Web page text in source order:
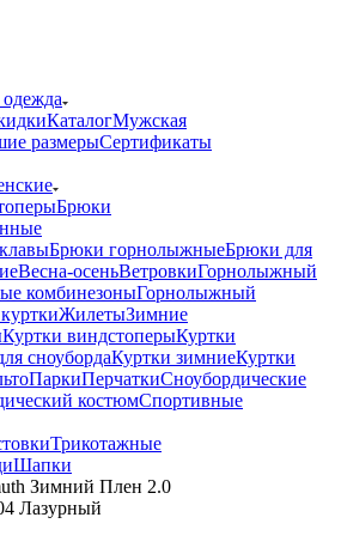
КаталогМужская
размерыСертификаты
Брюки
Брюки горнолыжныеБрюки для
Весна-осеньВетровкиГорнолыжный
комбинезоныГорнолыжный
ЖилетыЗимние
Куртки виндстоперыКуртки
сноубордаКуртки зимниеКуртки
ПаркиПерчаткиСноубордические
костюмСпортивные
Трикотажные
Шапки
Зимний Плен 2.0
Лазурный